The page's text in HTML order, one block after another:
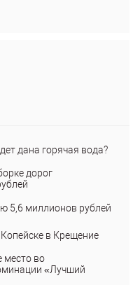
дана горячая вода?
дорог
5,6 миллионов рублей
в Крещение
место во
«Лучший